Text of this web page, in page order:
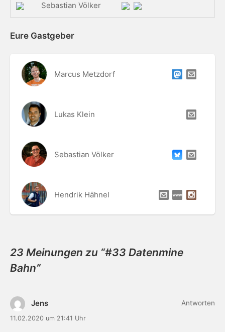
Sebastian Völker
Eure Gastgeber
Marcus Metzdorf
Lukas Klein
Sebastian Völker
Hendrik Hähnel
23 Meinungen zu “#33 Datenmine
Bahn”
Jens
11.02.2020 um 21:41 Uhr
Antworten